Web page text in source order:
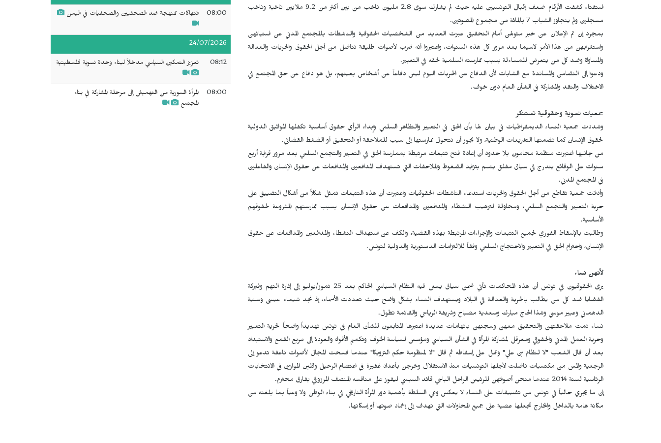
استفتاء كشفت الأرقام ضعف إقبال التونسيين عليه حيث لم يشارك سوى 2.8 مليون ناخب من بين أكثر من 9.2 ملايين ناخبة وناخب
مسجلين ولم يتجاوز الشباب 7 بالمائة من مجموع المصوتين.
بمجرد إن تم الإعلان عن خبر مثولهن أمام التحقيق عبرت العديد من الشخصيات الحقوقية والناشطات بالمجتمع المدني عن استيائهن
واستغرابهن من هذا الأمر لاسيما بعد مرور كل هذه السنوات، واعتبروا أنه ضرب لأصوات طليقة تناضل من أجل الحقوق والحريات والعدالة
والمساواة وضد كل من يتعرض للمساءلة بسبب ممارسته السلمية لحقه في التعبير.
ودعوا إلى التضامن والمساندة مع الشابات لأن الدفاع عن الحريات اليوم ليس دفاعاً عن أشخاص بعينهم، بل هو دفاع عن حق المجتمع في
الاختلاف والنقد والمشاركة في الشأن العام دون خوف.
جمعيات نسوية وحقوقية تستنكر
وشددت جمعية النساء الديمقراطيات في بيان لها بأن الحق في التعبير والتظاهر السلمي وإبداء الرأي حقوق أساسية تكفلها المواثيق الدولية
لحقوق الإنسان كما تضمنها التشريعات الوطنية، ولا يجوز أن تتحول ممارستها إلى سبب للملاحقة أو التحقيق أو الضغط القضائي.
من جانبها اعتبرت منظمة محامون بلا حدود أن إعادة فتح تتبعات مرتبطة بممارسة الحق في التعبير والتجمع السلمي بعد مرور قرابة أربع
سنوات على الوقائع يندرج في سياق مقلق يتسم بتزايد الضغوط والملاحقات التي تستهدف المدافعين والمدافعات عن حقوق الإنسان والفاعلين
في المجتمع المدني.
وأدانت جمعية تقاطع من أجل الحقوق والحريات استدعاء الناشطات الحقوقيات واعتبرت أن هذه التتبعات تمثل شكلاً من أشكال التضييق على
حرية التعبير والتجمع السلمي، ومحاولة لترهيب النشطاء والمدافعين والمدافعات عن حقوق الإنسان بسبب ممارستهم المشروعة لحقوقهم
الأساسية.
وطالبت بالإسقاط الفوري لجميع التتبعات والإجراءات المرتبطة بهذه القضية، والكف عن استهداف النشطاء والمدافعين والمدافعات عن حقوق
الإنسان، واحترام الحق في التعبير والاحتجاج السلمي وفقاً للالتزامات الدستورية والدولية لتونس.
لأنهن نساء
يرى الحقوقيون في تونس أن هذه المحاكمات تأتي ضمن سياق يسعى فيه النظام السياسي الحاكم بعد 25 تموز/يوليو إلى إثارة التهم وفبركة
القضايا ضد كل من يطالب بالحرية والعدالة في البلاد ويستهدف النساء بشكل واضح حيث تعددت الأسماء، إذ نجد شيماء عيسى وسنية
الدهماني وعبير موسي وشذا الحاج مبارك وسعدية مصباح وشريفة الرياحي والقائمة تطول.
نساء تمت ملاحقتهن والتحقيق معهن وسجنهن باتهامات عديدة اعتبرها المتابعون للشأن العام في تونس تهديداً واضحاً لحرية التعبير
وحرية العمل المدني والحقوقي ومعرقل لمشاركة المرأة في الشأن السياسي ومؤسس لسياسة الخوف وتكميم الأفواه والعودة إلى مربع القمع والاستبداد
بعد أن قال الشعب "لا لنظام بن علي" وعمل على إسقاطه ثم قال "لا لمنظومة حكم الترويكا" عندما فسحت المجال لأصوات ناعقة تدعو إلى
الرجعية والمس من مكتسبات ناضلت لأجلها التونسيات منذ الاستقلال وخرجن بأعداد غفيرة في اعتصام الرحيل وقلبن الموازين في الانتخابات
الرئاسية لسنة 2014 عندما منحن أصواتهن للرئيس الراحل الباجي قائد السبسي ليفوز على منافسه المنصف المرزوقي بفارق محترم.
إن ما يجري حالياً في تونس من تضييقات على النساء لا يعكس وعي السلطة بأهمية دور المرأة التاريخي في بناء الوطن ولا وعياً بما بلغته من
مكانة هامة بالداخل والخارج تجعلها عصية على جميع المحاولات التي تهدف إلى إخماد صوتها أو إسكاتها.
08:00 انتهاكات ممنهجة ضد الصحفيين والصحفيات في اليمن
24/07/2026
08:12 تعزيز التمكين السياسي مدخلاً لبناء وحدة نسوية فلسطينية
08:00
المرأة السورية من التهميش إلى مرحلة المشاركة في بناء
المجتمع